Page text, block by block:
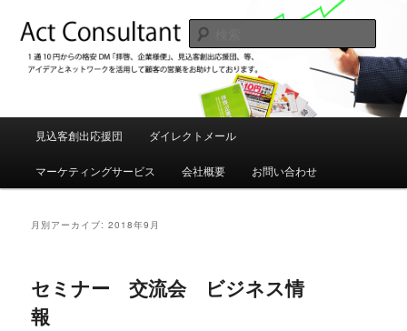
アクトコンサルタント 格安DM発
送、見込み客創出応援団
1通10円からの格安DM「拝啓、企業様便」、見込み客創出応援団などアイデ
アを駆使してお客様の売り上げUPをお手伝いしております。
索
メ
見込客創出応援団 ダイレクトメール
マーケティングサービス 会社概要 お問い合わせ
月別アーカイブ:2018年9月
セミナー 交流会 ビジネス情
報